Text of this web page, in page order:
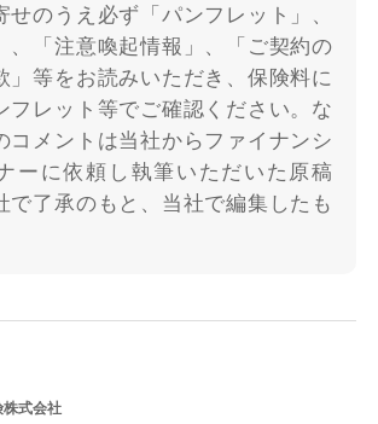
せのうえ必ず「パンフレット」、
、「注意喚起情報」、「ご契約の
」等をお読みいただき、保険料に
フレット等でご確認ください。な
コメントは当社からファイナンシ
ーに依頼し執筆いただいた原稿
で了承のもと、当社で編集したも
株式会社